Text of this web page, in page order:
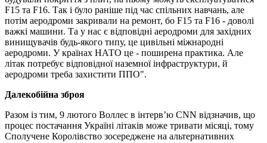
F15 та F16. Так і було раніше під час спільних навчань, але
потім аеродроми закривали на ремонт, бо F15 та F16 - доволі
важкі машини. Та у нас є відповідні аеродроми для західних
винищувачів будь-якого типу, це цивільні міжнародні
аеродроми. У країнах НАТО це - поширена практика. Але
літак потребує відповідної наземної інфраструктури, й
аеродроми треба захистити ППО".
Далекобійна зброя
Разом із тим, 9 лютого Воллес в інтерв’ю CNN відзначив, що
процес постачання Україні літаків може тривати місяці, тому
Сполучене Королівство зосереджене на альтернативних